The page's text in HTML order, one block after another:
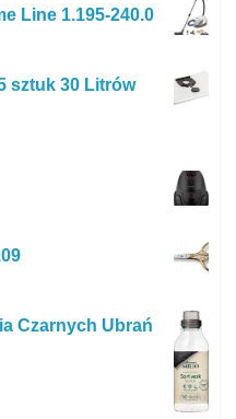
Line 1.195-240.0
sztuk 30 Litrów
Czarnych Ubrań